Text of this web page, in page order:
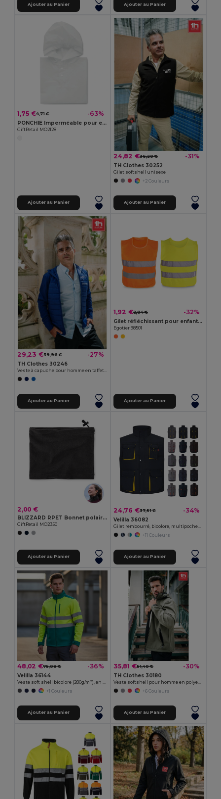
Ajouter au Panier Ajouter au Panier
1,75 €4,71 € -63%
PONCHIE Imperméable pour enfant
GiftRetail MO2128
Ajouter au Panier
24,82 €36,20 € -31%
TH Clothes 30252
Gilet softshell unisexe
+2 Couleurs
Ajouter au Panier
29,23 €39,96 € -27%
TH Clothes 30246
Ajouter au Panier
1,92 €2,84 € -32%
Gilet réfléchissant pour enfant, 100 % polyester
Egotier 98501
Ajouter au Panier
2,00 €
BLIZZARD RPET Bonnet polaire multi-usages
GiftRetail MO2350
Ajouter au Panier
24,76 €37,51 € -34%
Velilla 36082
+11 Couleurs
Ajouter au Panier
48,02 €75,08 € -36%
Velilla 36144
+1 Couleurs
Ajouter au Panier
35,81 €51,40 € -30%
TH Clothes 30180
+6 Couleurs
Ajouter au Panier